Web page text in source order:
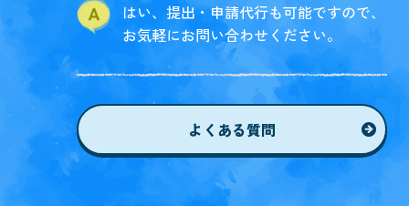
はい、提出・申請代行も可能ですので、
お気軽にお問い合わせください。
よくある質問